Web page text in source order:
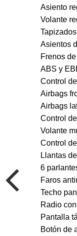
Asiento
Volante
Asientos
Frenos
ABS y
Control
Airbags
Airbags
Control
Volante
Control
Llantas
6
Faros
Techo
Radio
Pantalla
Botón de